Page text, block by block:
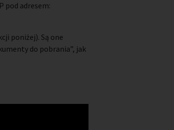
pod adresem:
poniżej). Są one
do pobrania”, jak